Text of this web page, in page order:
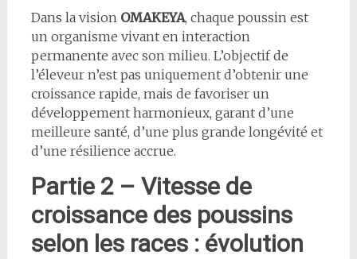
Dans la vision OMAKEYA, chaque poussin est
un organisme vivant en interaction
permanente avec son milieu. L’objectif de
l’éleveur n’est pas uniquement d’obtenir une
croissance rapide, mais de favoriser un
développement harmonieux, garant d’une
meilleure santé, d’une plus grande longévité et
d’une résilience accrue.
Partie 2 – Vitesse de
croissance des poussins
selon les races : évolution